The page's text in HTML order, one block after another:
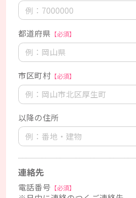
都道府県 【必須】
市区町村 【必須】
以降の住所
連絡先
電話番号 【必須】